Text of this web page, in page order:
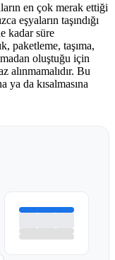
en çok merak ettiği
eşyaların taşındığı
kadar süre
paketleme, taşıma,
oluştuğu için
alınmamalıdır. Bu
ya da kısalmasına